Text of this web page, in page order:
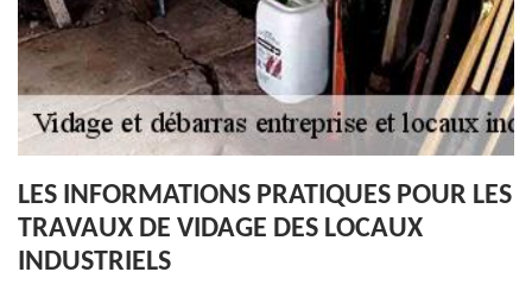
LES INFORMATIONS PRATIQUES POUR LES
TRAVAUX DE VIDAGE DES LOCAUX
INDUSTRIELS